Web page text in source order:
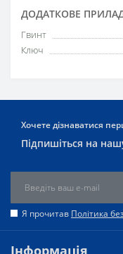
ДОДАТКОВЕ
Гвинт
Ключ
Хочете дізнаватися
Підпишіться на
Я прочитав Політика
Інформація